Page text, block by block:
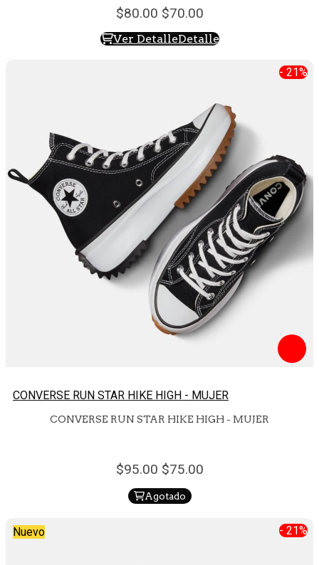
80.00 70.00
Ver DetalleDetalle
- 21%
CONVERSE RUN STAR HIKE HIGH - MUJER
CONVERSE RUN STAR HIKE HIGH - MUJER
95.00 75.00
Agotado
- 21%
Nuevo